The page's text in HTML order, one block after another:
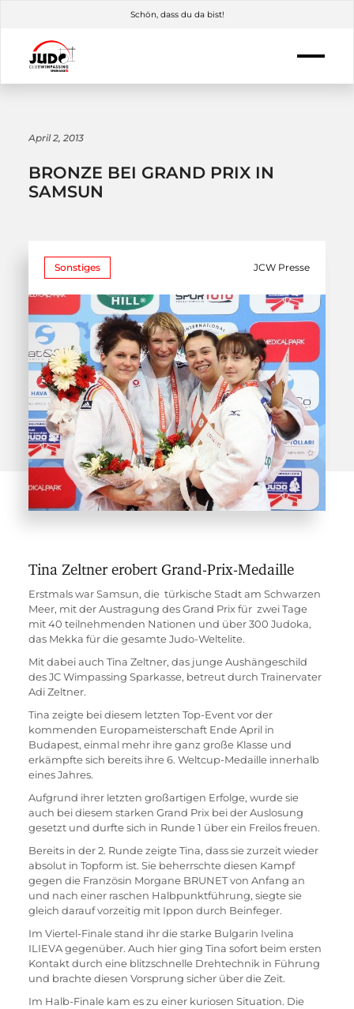
Schön, dass du da bist!
April 2, 2013
BRONZE BEI GRAND PRIX IN
SAMSUN
Sonstiges JCW Presse
Tina Zeltner erobert Grand-Prix-Medaille
Erstmals war Samsun, die  türkische Stadt am Schwarzen
Meer, mit der Austragung des Grand Prix für  zwei Tage
mit 40 teilnehmenden Nationen und über 300 Judoka,
das Mekka für die gesamte Judo-Weltelite.
Mit dabei auch Tina Zeltner, das junge Aushängeschild
des JC Wimpassing Sparkasse, betreut durch Trainervater
Adi Zeltner.
Tina zeigte bei diesem letzten Top-Event vor der
kommenden Europameisterschaft Ende April in
Budapest, einmal mehr ihre ganz große Klasse und
erkämpfte sich bereits ihre 6. Weltcup-Medaille innerhalb
eines Jahres.
Aufgrund ihrer letzten großartigen Erfolge, wurde sie
auch bei diesem starken Grand Prix bei der Auslosung
gesetzt und durfte sich in Runde 1 über ein Freilos freuen.
Bereits in der 2. Runde zeigte Tina, dass sie zurzeit wieder
absolut in Topform ist. Sie beherrschte diesen Kampf
gegen die Französin Morgane BRUNET von Anfang an
und nach einer raschen Halbpunktführung, siegte sie
gleich darauf vorzeitig mit Ippon durch Beinfeger.
Im Viertel-Finale stand ihr die starke Bulgarin Ivelina
ILIEVA gegenüber. Auch hier ging Tina sofort beim ersten
Kontakt durch eine blitzschnelle Drehtechnik in Führung
und brachte diesen Vorsprung sicher über die Zeit.
Im Halb-Finale kam es zu einer kuriosen Situation. Die